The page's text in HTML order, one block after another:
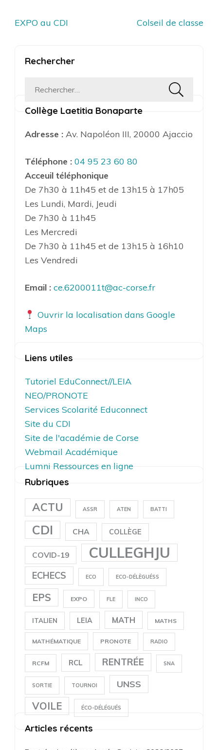
Navigation
EXPO au CDI Colseil de classe
Rechercher
Rechercher :
Collège Laetitia Bonaparte
Adresse : Av. Napoléon III, 20000 Ajaccio
Téléphone : 04 95 23 60 80
Acceuil téléphonique
De 7h30 à 11h45 et de 13h15 à 17h05
Les Lundi, Mardi, Jeudi
De 7h30 à 11h45
Les Mercredi
De 7h30 à 11h45 et de 13h15 à 16h10
Les Vendredi
Email : ce.6200011t@ac-corse.fr
Ouvrir la localisation dans Google
Maps
Liens utiles
Tutoriel EduConnect//LEIA
NEO/PRONOTE
Services Scolarité Educonnect
Site du CDI
Site de l'académie de Corse
Webmail Académique
Lumni Ressources en ligne
Rubriques
ACTU ASSR ATEN BATTI
CDI CHA COLLÈGE
COVID-19 CULLEGHJU
ECHECS ECO ECO-DÉLÈGUÉSS
EPS EXPO FLE INCO
ITALIEN LEIA MATH MATHS
MATHÉMATIQUE PRONOTE RADIO
RCFM RCL RENTRÉE SNA
SORTIE TOURNOI UNSS
VOILE ÉCO-DÉLÉGUÉS
Articles récents